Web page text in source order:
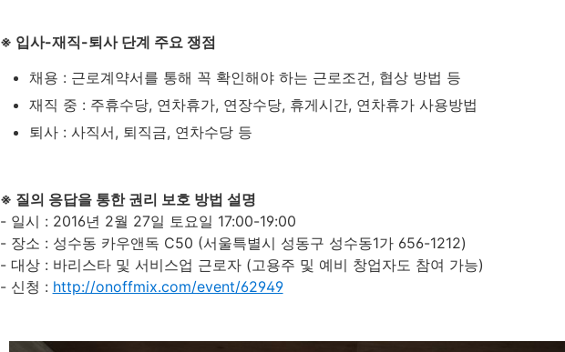
※ 입사-재직-퇴사 단계 주요 쟁점
채용 : 근로계약서를 통해 꼭 확인해야 하는 근로조건, 협상 방법 등
재직 중 : 주휴수당, 연차휴가, 연장수당, 휴게시간, 연차휴가 사용방법
퇴사 : 사직서, 퇴직금, 연차수당 등
※ 질의 응답을 통한 권리 보호 방법 설명
- 일시 : 2016년 2월 27일 토요일 17:00-19:00
-장소 : 성수동 카우앤독 C50 (서울특별시 성동구 성수동1가 656-1212)
- 대상 : 바리스타 및 서비스업 근로자 (고용주 및 예비 창업자도 참여 가능)
- 신청 : http://onoffmix.com/event/62949